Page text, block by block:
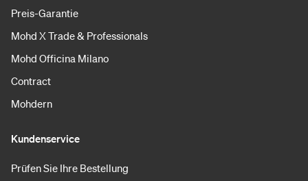
Preis-Garantie
Mohd X Trade & Professionals
Mohd Officina Milano
Contract
Mohdern
Kundenservice
Prüfen Sie Ihre Bestellung